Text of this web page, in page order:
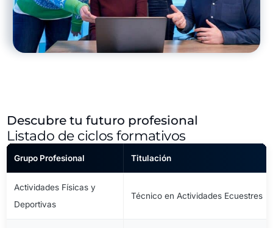
Descubre tu futuro profesional
Listado de ciclos formativos
Grupo Profesional Titulación
Actividades Físicas y
Deportivas
Técnico en Actividades Ecuestres